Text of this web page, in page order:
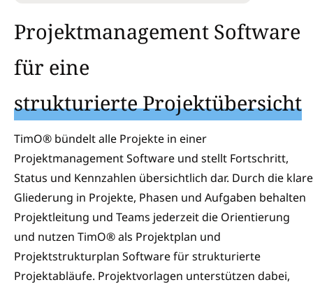
Projektmanagement Software
für eine
strukturierte Projektübersicht
TimO® bündelt alle Projekte in einer
Projektmanagement Software und stellt Fortschritt,
Status und Kennzahlen übersichtlich dar. Durch die klare
Gliederung in Projekte, Phasen und Aufgaben behalten
Projektleitung und Teams jederzeit die Orientierung
und nutzen TimO® als Projektplan und
Projektstrukturplan Software für strukturierte
Projektabläufe. Projektvorlagen unterstützen dabei,